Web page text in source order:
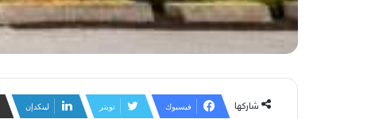
شاركها فيسبوك تويتر لينكدإن